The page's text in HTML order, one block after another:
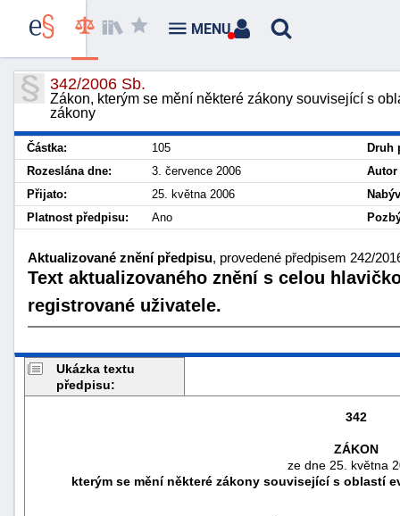
342/2006 Sb.
Zákon, kterým se mění některé zákony související s
zákony
Částka: 105
Druh
Rozeslána dne:
3. července 2006
Přijato:
25. května 2006
Platnost předpisu:
Ano
Aktualizované znění předpisu, provedené předpisem 242/
Text aktualizovaného znění s celou
registrované uživatele.
Ukázka textu
předpisu:
342
ZÁKON
ze dne 25. května
kterým se mění některé zákony související s oblastí
MENU